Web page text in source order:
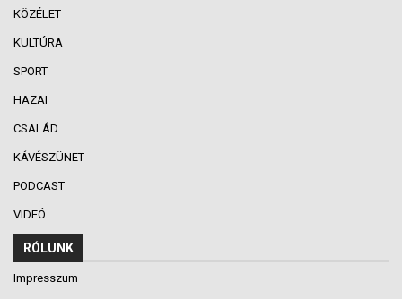
KÖZÉLET
KULTÚRA
SPORT
HAZAI
CSALÁD
KÁVÉSZÜNET
PODCAST
VIDEÓ
RÓLUNK
Impresszum